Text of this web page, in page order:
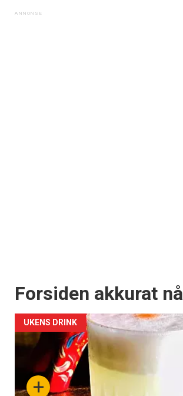
Forsiden akkurat nå
+
UKENS DRINK